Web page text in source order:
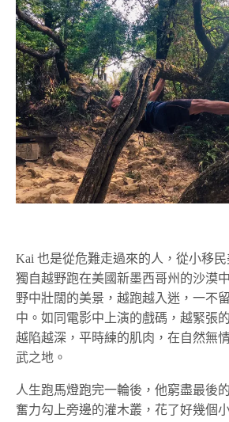
Kai 也是從危難走過來的人，從小移
獨自越野跑在美國新墨西哥州的沙漠
野中壯闊的美景，越跑越入迷，一不
中。如同電影中上演的戲碼，越緊張
越陷越深，平時練的肌肉，在自然無
武之地。
人生跑馬燈跑完一輪後，他窮盡最後
奮力勾上旁邊的灌木叢，花了好幾個